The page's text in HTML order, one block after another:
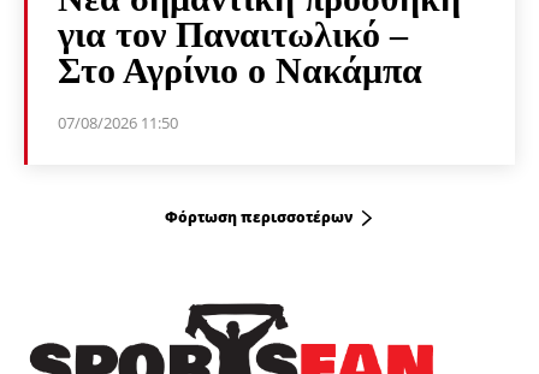
για τον Παναιτωλικό –
Στο Αγρίνιο ο Νακάμπα
07/08/2026 11:50
Φόρτωση περισσοτέρων